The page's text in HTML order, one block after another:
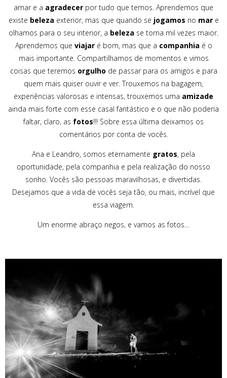
amar e a agradecer por tudo que temos. Aprendemos que
existe beleza exterior, mas que quando se jogamos no mare
olhamos para o seu interior, a beleza se torna mil vezes maior.
Aprendemos que viajaré bom, mas que a companhia é o
mais importante. Compartilhamos de momentos e vimos
coisas que teremos orgulho de passar para os amigos e para
quem mais quiser ouvir e ver. Trouxemos na bagagem,
experiências valorosas e intensas, trouxemos uma amizade
ainda mais forte com esse casal fantástico e o que não poderia
faltar, claro, as fotos!!! Sobre essa última deixamos os
comentários por conta de vocês.
Ana e Leandro, somos eternamente gratos, pela
oportunidade, pela companhia e pela realização do nosso
sonho. Vocês são pessoas maravilhosas, e divertidas.
Desejamos que a vida de vocês seja tão, ou mais, incrível que
essa viagem.
Um enorme abraço negos, e vamos as fotos…